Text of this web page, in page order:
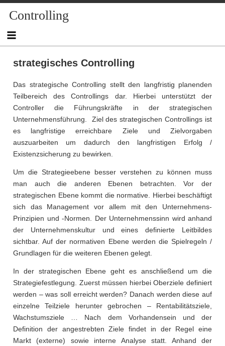
Controlling
strategisches Controlling
Das strategische Controlling stellt den langfristig planenden
Teilbereich des Controllings dar. Hierbei unterstützt der
Controller die Führungskräfte in der strategischen
Unternehmensführung. Ziel des strategischen Controllings ist
es langfristige erreichbare Ziele und Zielvorgaben
auszuarbeiten um dadurch den langfristigen Erfolg /
Existenzsicherung zu bewirken.
Um die Strategieebene besser verstehen zu können muss
man auch die anderen Ebenen betrachten. Vor der
strategischen Ebene kommt die normative. Hierbei beschäftigt
sich das Management vor allem mit den Unternehmens-
Prinzipien und -Normen. Der Unternehmenssinn wird anhand
der Unternehmenskultur und eines definierte Leitbildes
sichtbar. Auf der normativen Ebene werden die Spielregeln /
Grundlagen für die weiteren Ebenen gelegt.
In der strategischen Ebene geht es anschließend um die
Strategiefestlegung. Zuerst müssen hierbei Oberziele definiert
werden – was soll erreicht werden? Danach werden diese auf
einzelne Teilziele herunter gebrochen – Rentabilitätsziele,
Wachstumsziele … Nach dem Vorhandensein und der
Definition der angestrebten Ziele findet in der Regel eine
Markt (externe) sowie interne Analyse statt. Anhand der